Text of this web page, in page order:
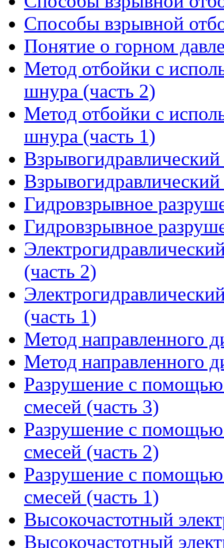
Способы взрывной
Понятие о горном
Метод отбойки с
шнура (часть 2)
Метод отбойки с
шнура (часть 1)
Гидровзрывное
Гидровзрывное
(часть 2)
(часть 1)
Метод направленного
Метод направленного
Разрушение с
смесей (часть 3)
Разрушение с
смесей (часть 2)
Разрушение с
смесей (часть 1)
Высокочастотный
Высокочастотный